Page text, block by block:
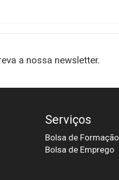
a nossa newsletter.
Serviços
Bolsa de Formação
Bolsa de Emprego